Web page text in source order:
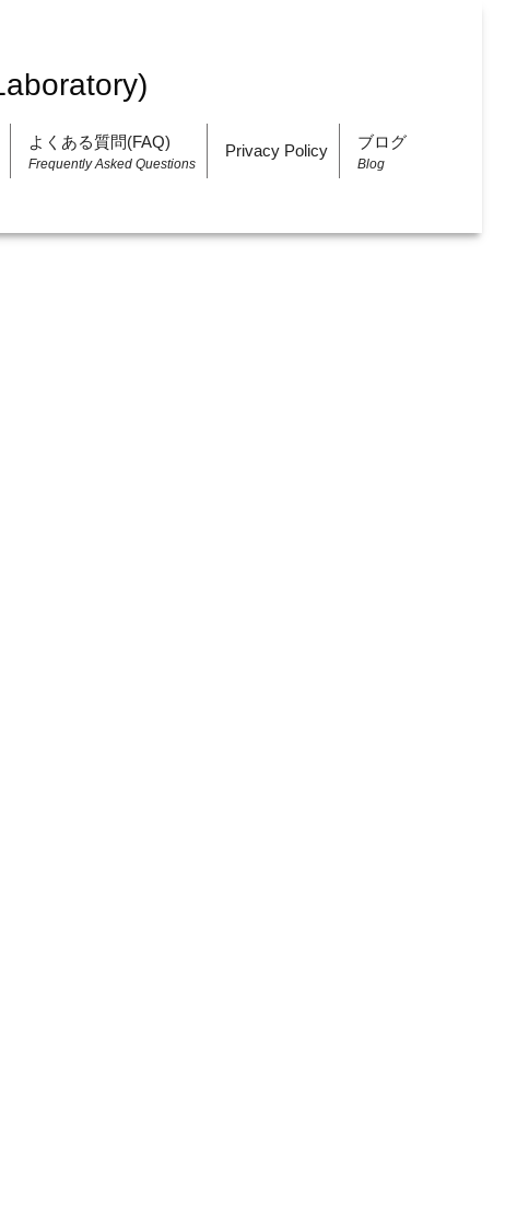
よくある質問(FAQ)
Frequently Asked Questions
Privacy Policy ブログ
Blog